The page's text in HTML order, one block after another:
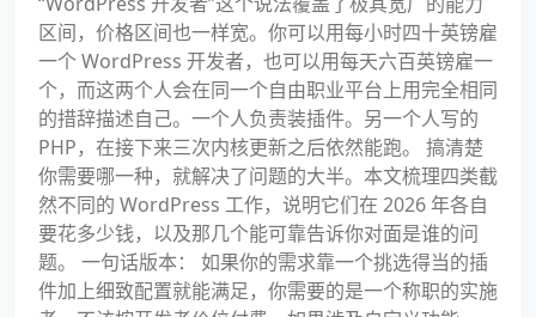
区间，价格区间也一样宽。你可以用每小时四十英镑雇
一个 WordPress 开发者，也可以用每天六百英镑雇一
个，而这两个人会在同一个自由职业平台上用完全相同
的措辞描述自己。一个人负责装插件。另一个人写的
PHP，在接下来三次内核更新之后依然能跑。 搞清楚
你需要哪一种，就解决了问题的大半。本文梳理四类截
然不同的 WordPress 工作，说明它们在 2026 年各自
要花多少钱，以及那几个能可靠告诉你对面是谁的问
题。 一句话版本： 如果你的需求靠一个挑选得当的插
件加上细致配置就能满足，你需要的是一个称职的实施